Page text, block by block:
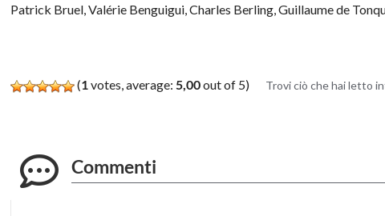
Patrick Bruel, Valérie Benguigui, Charles Berling, Guillaume de
(1votes, average:5,00out of 5) Trovi ciò che hai letto
Commenti